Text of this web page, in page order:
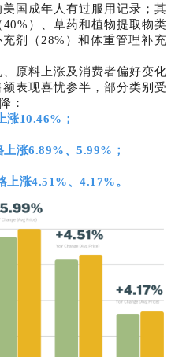
国成年人有过服用记录；其
）、草药和植物提取物类
剂（28%）和体重管理补充
原料上涨及消费者偏好变化
表现喜忧参半，部分类别受
：
涨10.46%；
涨6.89%、5.99%；
上涨4.51%、4.17%。